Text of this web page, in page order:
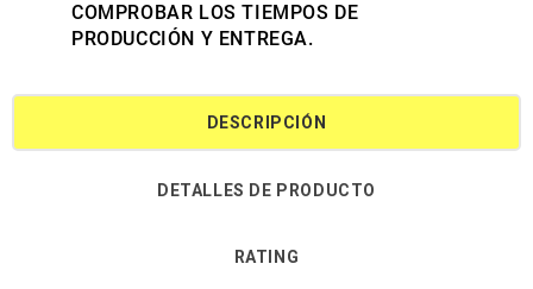
COMPROBAR LOS TIEMPOS DE
PRODUCCIÓN Y ENTREGA.
DESCRIPCIÓN
DETALLES DE PRODUCTO
RATING